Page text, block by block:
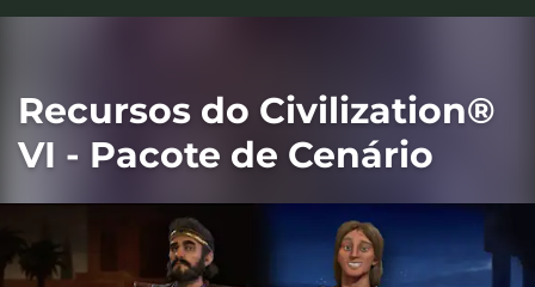
Recursos do Civilization®
VI - Pacote de Cenário